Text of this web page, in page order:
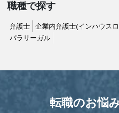
職種で探す
弁護士 企業内弁護士(インハウス
パラリーガル
転職のお悩